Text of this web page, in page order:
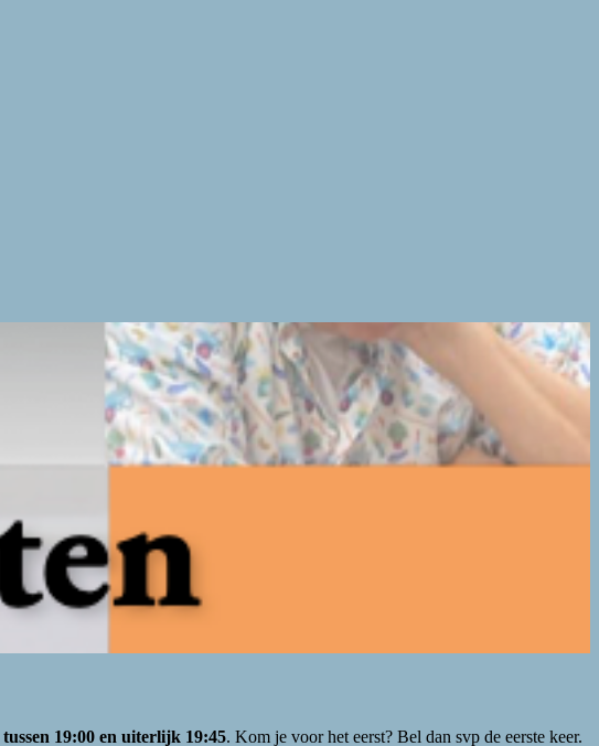
tussen 19:00 en uiterlijk 19:45. Kom je voor het eerst? Bel dan svp de eerste keer.